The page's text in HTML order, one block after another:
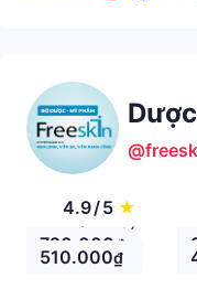
4.9/5 ★
Đánh giá
720.000 ₫
510.000₫